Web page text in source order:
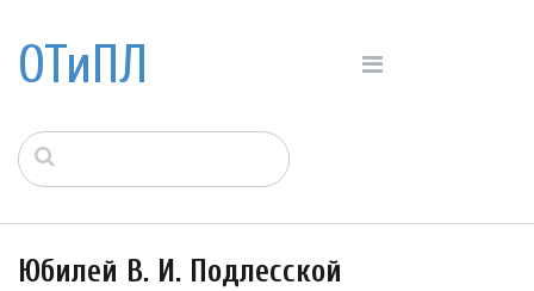
ОТиПЛ
Юбилей В. И. Подлесской